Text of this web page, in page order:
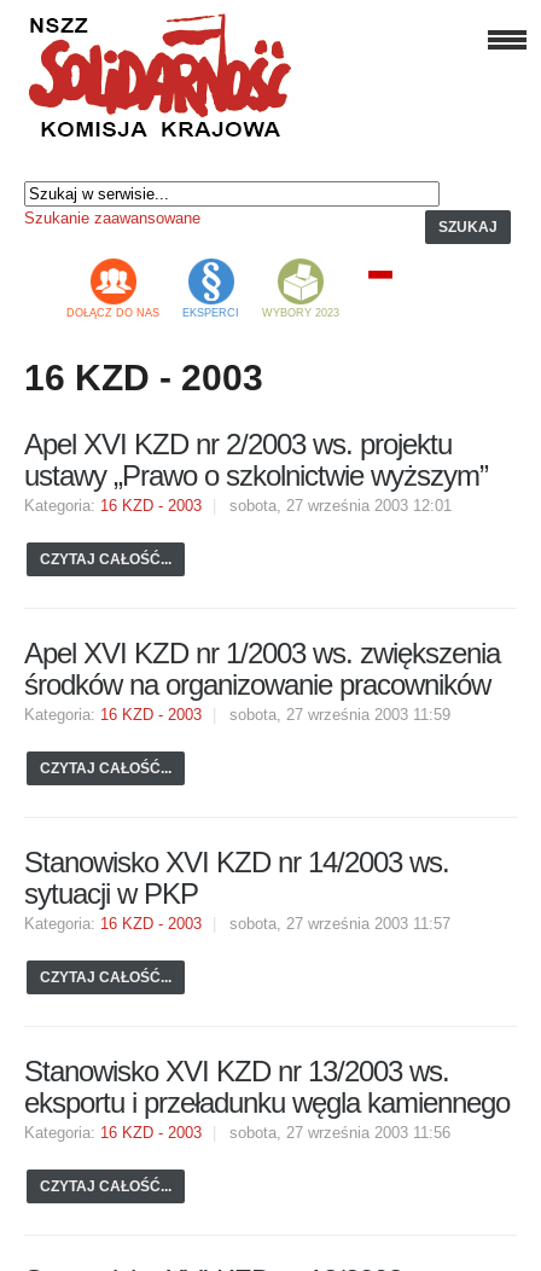
SZUKAJ
Szukanie zaawansowane
DOŁĄCZ DO NAS EKSPERCI WYBORY 2023
16 KZD - 2003
Apel XVI KZD nr 2/2003 ws. projektu
ustawy „Prawo o szkolnictwie wyższym”
Kategoria: 16 KZD - 2003 sobota, 27 września 2003 12:01
CZYTAJ CAŁOŚĆ...
Apel XVI KZD nr 1/2003 ws. zwiększenia
środków na organizowanie pracowników
Kategoria: 16 KZD - 2003 sobota, 27 września 2003 11:59
CZYTAJ CAŁOŚĆ...
Stanowisko XVI KZD nr 14/2003 ws.
sytuacji w PKP
Kategoria: 16 KZD - 2003 sobota, 27 września 2003 11:57
CZYTAJ CAŁOŚĆ...
Stanowisko XVI KZD nr 13/2003 ws.
eksportu i przeładunku węgla kamiennego
Kategoria: 16 KZD - 2003 sobota, 27 września 2003 11:56
CZYTAJ CAŁOŚĆ...